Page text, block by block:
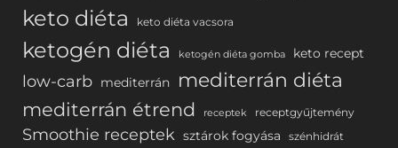
keto diéta keto diéta vacsora
ketogén diéta ketogén diéta gomba keto recept
low-carb mediterrán mediterrán diéta
mediterrán étrend receptek receptgyűjtemény
Smoothie receptek sztárok fogyása
szénhidrát